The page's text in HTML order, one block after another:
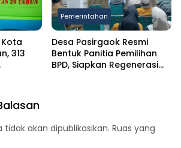
313
Pemerintahan
Desa Pasirgaok Resmi
Bentuk Panitia Pemilihan
BPD, Siapkan Regenerasi
akan dipublikasikan. Ruas yang